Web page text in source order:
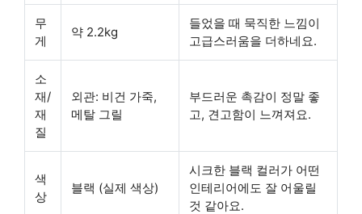
무
게
약 2.2kg
들었을 때 묵직한 느낌이
고급스러움을 더하네요.
소
재/
재
질
외관: 비건 가죽,
메탈 그릴
부드러운 촉감이 정말 좋
고, 견고함이 느껴져요.
색
상
블랙 (실제 색상)
시크한 블랙 컬러가 어떤
인테리어에도 잘 어울릴
것 같아요.